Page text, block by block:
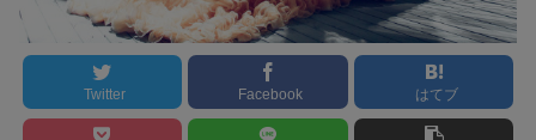
Twitter Facebook はてブ